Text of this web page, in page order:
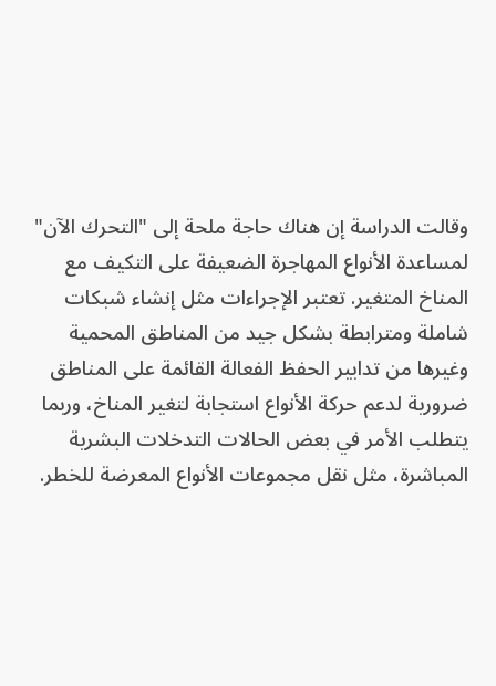
وقالت الدراسة إن هناك حاجة ملحة إلى "التحرك الآن"
لمساعدة الأنواع المهاجرة الضعيفة على التكيف مع
المناخ المتغير. تعتبر الإجراءات مثل إنشاء شبكات
شاملة ومترابطة بشكل جيد من المناطق المحمية
وغيرها من تدابير الحفظ الفعالة القائمة على المناطق
ضرورية لدعم حركة الأنواع استجابة لتغير المناخ، وربما
يتطلب الأمر في بعض الحالات التدخلات البشرية
المباشرة، مثل نقل مجموعات الأنواع المعرضة للخطر.